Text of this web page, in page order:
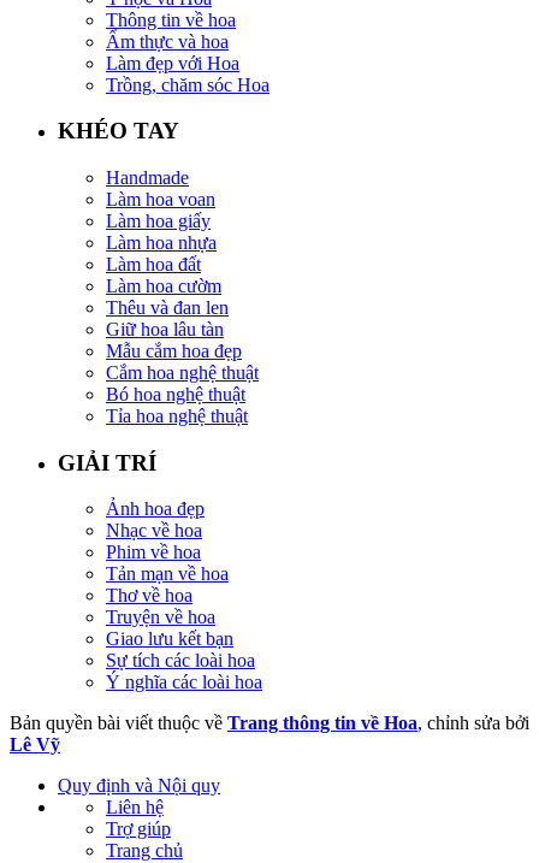
Thông tin về hoa
Ẩm thực và hoa
Làm đẹp với Hoa
Trồng, chăm sóc Hoa
KHÉO TAY
Handmade
Làm hoa voan
Làm hoa giấy
Làm hoa nhựa
Làm hoa đất
Làm hoa cườm
Thêu và đan len
Giữ hoa lâu tàn
Mẫu cắm hoa đẹp
Cắm hoa nghệ thuật
Bó hoa nghệ thuật
Tỉa hoa nghệ thuật
GIẢI TRÍ
Ảnh hoa đẹp
Nhạc về hoa
Phim về hoa
Tản mạn về hoa
Thơ về hoa
Truyện về hoa
Giao lưu kết bạn
Sự tích các loài hoa
Ý nghĩa các loài hoa
Bản quyền bài viết thuộc về Trang thông tin về Hoa, chỉnh sửa bởi
Lê Vỹ
Quy định và Nội quy
Liên hệ
Trợ giúp
Trang chủ